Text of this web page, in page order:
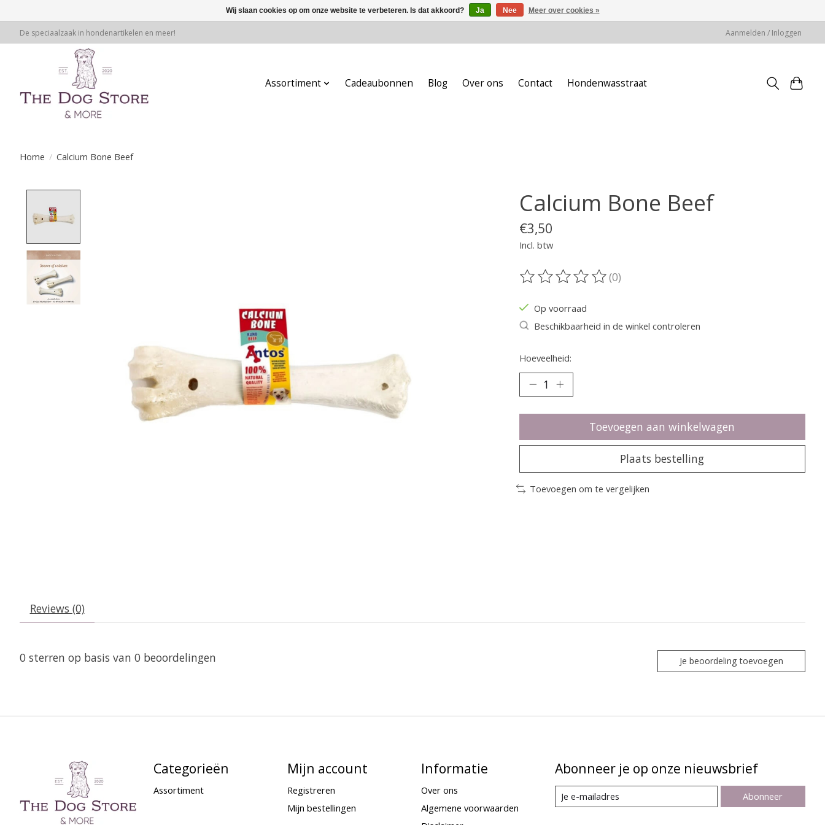
De speciaalzaak in hondenartikelen en meer! Aanmelden / Inloggen
Assortiment Cadeaubonnen Blog Over ons Contact Hondenwasstraat
Home / Calcium Bone Beef
Calcium Bone Beef
€3,50
Incl. btw
De beoordeling van dit product is
(0)
Op voorraad
Beschikbaarheid in de winkel controleren
Hoeveelheid:
Toevoegen aan winkelwagen
Plaats bestelling
Toevoegen om te vergelijken
Reviews (0)
0 sterren op basis van 0 beoordelingen Je beoordeling toevoegen
Categorieën
Assortiment
Mijn account
Registreren
Mijn bestellingen
Informatie
Over ons
Algemene voorwaarden
Abonneer je op onze nieuwsbrief
Abonneer
Wij slaan cookies op om onze website te verbeteren. Is dat akkoord? Ja Nee Meer over cookies »